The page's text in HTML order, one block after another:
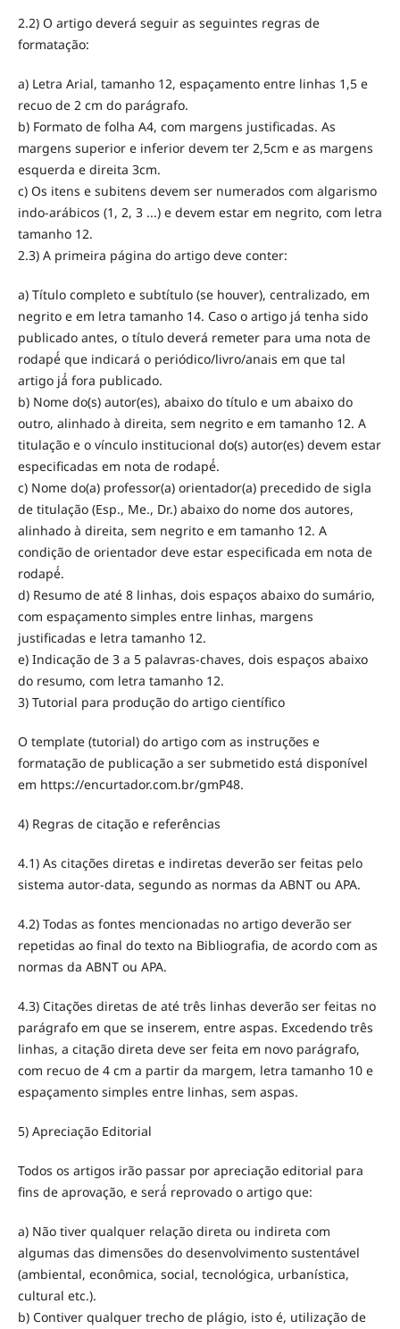
2.2) O artigo deverá seguir as seguintes regras de
formatação:
a) Letra Arial, tamanho 12, espaçamento entre linhas 1,5 e
recuo de 2 cm do parágrafo.
b) Formato de folha A4, com margens justificadas. As
margens superior e inferior devem ter 2,5cm e as margens
esquerda e direita 3cm.
c) Os itens e subitens devem ser numerados com algarismo
indo-arábicos (1, 2, 3 ...) e devem estar em negrito, com letra
tamanho 12.
2.3) A primeira página do artigo deve conter:
a) Título completo e subtítulo (se houver), centralizado, em
negrito e em letra tamanho 14. Caso o artigo já tenha sido
publicado antes, o título deverá remeter para uma nota de
rodapé́ que indicará o periódico/livro/anais em que tal
artigo já́ fora publicado.
b) Nome do(s) autor(es), abaixo do título e um abaixo do
outro, alinhado à direita, sem negrito e em tamanho 12. A
titulação e o vínculo institucional do(s) autor(es) devem estar
especificadas em nota de rodapé́.
c) Nome do(a) professor(a) orientador(a) precedido de sigla
de titulação (Esp., Me., Dr.) abaixo do nome dos autores,
alinhado à direita, sem negrito e em tamanho 12. A
condição de orientador deve estar especificada em nota de
rodapé́.
d) Resumo de até 8 linhas, dois espaços abaixo do sumário,
com espaçamento simples entre linhas, margens
justificadas e letra tamanho 12.
e) Indicação de 3 a 5 palavras-chaves, dois espaços abaixo
do resumo, com letra tamanho 12.
3) Tutorial para produção do artigo científico
O template (tutorial) do artigo com as instruções e
formatação de publicação a ser submetido está disponível
em https://encurtador.com.br/gmP48.
4) Regras de citação e referências
4.1) As citações diretas e indiretas deverão ser feitas pelo
sistema autor-data, segundo as normas da ABNT ou APA.
4.2) Todas as fontes mencionadas no artigo deverão ser
repetidas ao final do texto na Bibliografia, de acordo com as
normas da ABNT ou APA.
4.3) Citações diretas de até três linhas deverão ser feitas no
parágrafo em que se inserem, entre aspas. Excedendo três
linhas, a citação direta deve ser feita em novo parágrafo,
com recuo de 4 cm a partir da margem, letra tamanho 10 e
espaçamento simples entre linhas, sem aspas.
5) Apreciação Editorial
Todos os artigos irão passar por apreciação editorial para
fins de aprovação, e será́ reprovado o artigo que:
a) Não tiver qualquer relação direta ou indireta com
algumas das dimensões do desenvolvimento sustentável
(ambiental, econômica, social, tecnológica, urbanística,
cultural etc.).
b) Contiver qualquer trecho de plágio, isto é, utilização de